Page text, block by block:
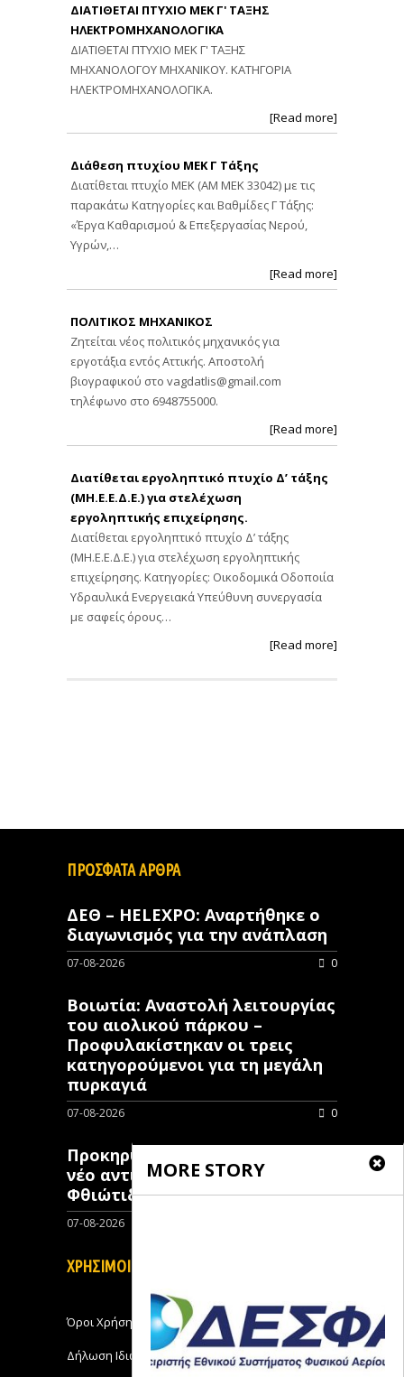
ΔΙΑΤΙΘΕΤΑΙ ΠΤΥΧΙΟ ΜΕΚ Γ' ΤΑΞΗΣ
ΗΛΕΚΤΡΟΜΗΧΑΝΟΛΟΓΙΚΑ
ΔΙΑΤΙΘΕΤΑΙ ΠΤΥΧΙΟ ΜΕΚ Γ' ΤΑΞΗΣ
ΜΗΧΑΝΟΛΟΓΟΥ ΜΗΧΑΝΙΚΟΥ. ΚΑΤΗΓΟΡΙΑ
ΗΛΕΚΤΡΟΜΗΧΑΝΟΛΟΓΙΚΑ.
[Read more]
Διάθεση πτυχίου ΜΕΚ Γ Τάξης
Διατίθεται πτυχίο ΜΕΚ (ΑΜ ΜΕΚ 33042) με τις
παρακάτω Κατηγορίες και Βαθμίδες Γ Τάξης:
«Έργα Καθαρισμού & Επεξεργασίας Νερού,
Υγρών,…
[Read more]
ΠΟΛΙΤΙΚΟΣ ΜΗΧΑΝΙΚΟΣ
Ζητείται νέος πολιτικός μηχανικός για
εργοτάξια εντός Αττικής. Αποστολή
βιογραφικού στο vagdatlis@gmail.com
τηλέφωνο στο 6948755000.
[Read more]
Διατίθεται εργοληπτικό πτυχίο Δ’ τάξης
(ΜΗ.Ε.Ε.Δ.Ε.) για στελέχωση
εργοληπτικής επιχείρησης.
Διατίθεται εργοληπτικό πτυχίο Δ’ τάξης
(ΜΗ.Ε.Ε.Δ.Ε.) για στελέχωση εργοληπτικής
επιχείρησης. Κατηγορίες: Οικοδομικά Οδοποιία
Υδραυλικά Ενεργειακά Υπεύθυνη συνεργασία
με σαφείς όρους…
[Read more]
MORE STORY
ΠΡΟΣΦΑΤΑ ΑΡΘΡΑ
ΔΕΘ – HELEXPO: Αναρτήθηκε ο
διαγωνισμός για την ανάπλαση
07-08-2026 0
Βοιωτία: Αναστολή λειτουργίας
του αιολικού πάρκου –
Προφυλακίστηκαν οι τρεις
κατηγορούμενοι για τη μεγάλη
πυρκαγιά
07-08-2026 0
Προκηρύχθηκε διαγωνισμός για
νέo αντιπλημμυρικό έργο στη
Φθιώτιδα
07-08-2026
ΧΡΗΣΙΜΟΙ ΣΥΝΔΕΣΜΟΙ
Όροι Χρήσης
Δήλωση Ιδιωτικότητας